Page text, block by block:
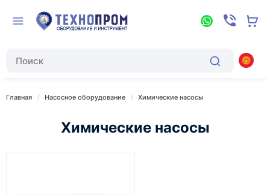
Главная Насосное оборудование Химические насосы
Химические насосы